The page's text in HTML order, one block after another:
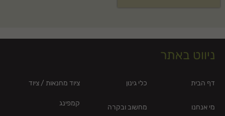
ניווט באתר
דף הבית
מי אנחנו
כלי גינון
מחשוב ובקרה
ציוד מחנאות / ציוד
קמפינג